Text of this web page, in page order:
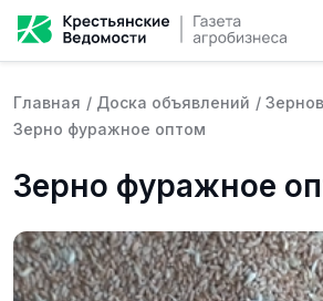
Главная / Доска объявлений /
Зерно фуражное оптом
Зерно фуражное